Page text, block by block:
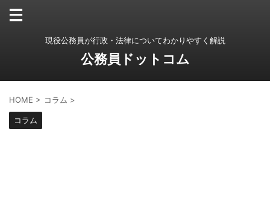
現役公務員が行政・法律についてわかりやすく解説
公務員ドットコム
HOME > コラム >
コラム